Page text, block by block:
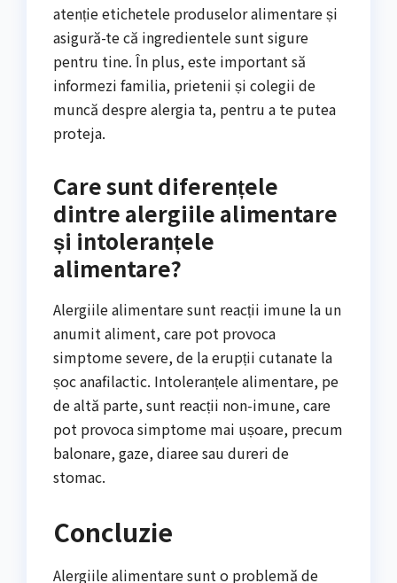
atenție etichetele produselor alimentare și
asigură-te că ingredientele sunt sigure
pentru tine. În plus, este important să
informezi familia, prietenii și colegii de
muncă despre alergia ta, pentru a te putea
proteja.
Care sunt diferențele
dintre alergiile alimentare
și intoleranțele
alimentare?
Alergiile alimentare sunt reacții imune la un
anumit aliment, care pot provoca
simptome severe, de la erupții cutanate la
șoc anafilactic. Intoleranțele alimentare, pe
de altă parte, sunt reacții non-imune, care
pot provoca simptome mai ușoare, precum
balonare, gaze, diaree sau dureri de
stomac.
Concluzie
Alergiile alimentare sunt o problemă de